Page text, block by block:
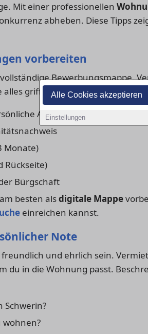
Alle Cookies akzeptieren
Einstellungen
Mit einer professionellen
abheben. Diese Tipps
vorbereiten
Bewerbungsmappe.
alles griffbereit haben:
Angaben, Einkommen,
Monate)
Rückseite)
Bürgschaft
besten alsdigitale Mappe
einreichen kannst.
Note
und ehrlich sein.
du in die Wohnung passt.
Schwerin?
wohnen?